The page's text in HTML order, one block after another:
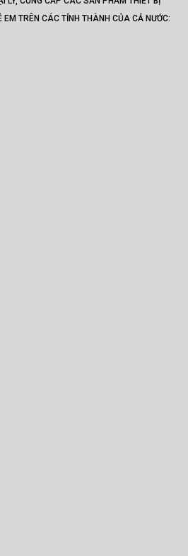
EM TRÊN CÁC TỈNH THÀNH CỦA CẢ NƯỚC: